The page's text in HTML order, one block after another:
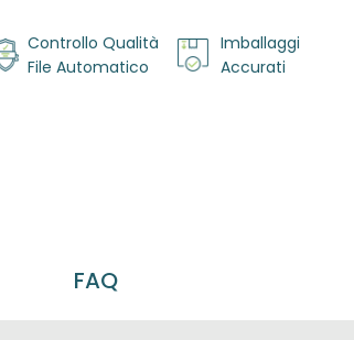
Controllo Qualità
File Automatico
Imballaggi
Accurati
FAQ